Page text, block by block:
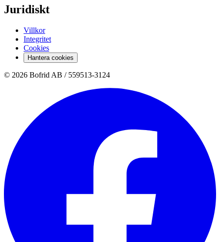
Juridiskt
Villkor
Integritet
Cookies
Hantera cookies
© 2026 Bofrid AB / 559513-3124